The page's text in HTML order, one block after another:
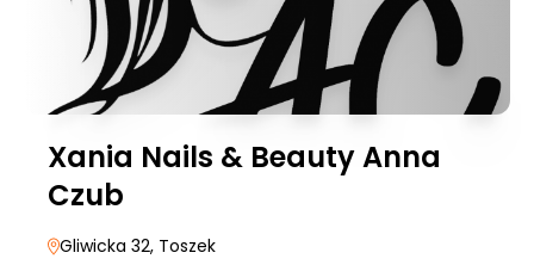
Xania Nails & Beauty Anna
Czub
Gliwicka 32, Toszek